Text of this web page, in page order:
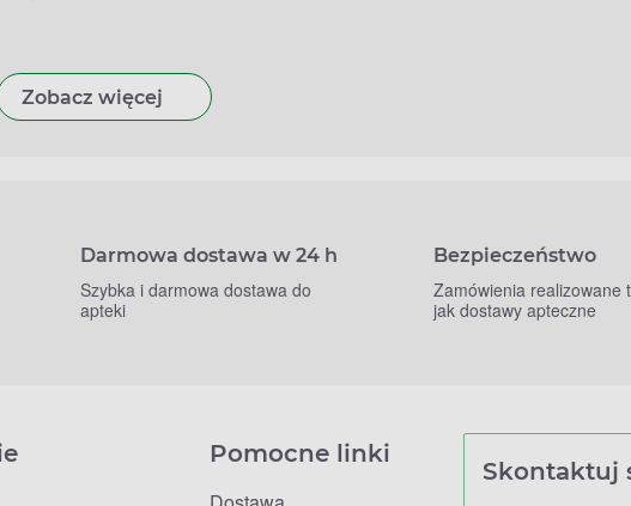
Zobacz więcej
Darmowa dostawa w 24 h
Szybka i darmowa dostawa do
apteki
Bezpieczeństwo
Zamówienia realizowane
jak dostawy apteczne
Pomocne linki
Skontaktuj